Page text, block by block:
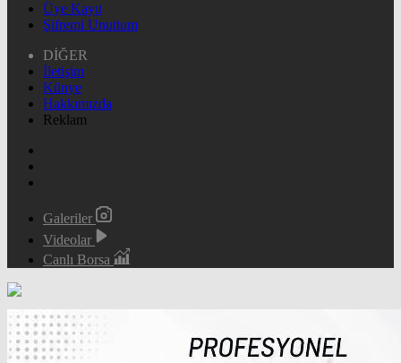
Üye Kayıt
Şifremi Unuttum
DİĞER
İletişim
Künye
Hakkımızda
Reklam
Galeriler
Videolar
Canlı Borsa